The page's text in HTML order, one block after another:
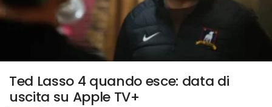
Ted Lasso 4 quando esce: data di
uscita su Apple TV+